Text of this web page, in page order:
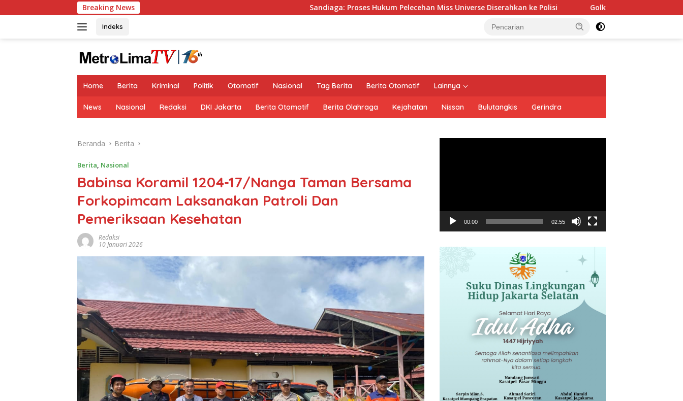
ke
Breaking News Sandiaga: Proses Hukum Pelecehan Miss Universe Diserahkan ke Polisi Golkar Resmi Dukung Prabowo Subianto di
Indeks
Home Berita Kriminal Politik Otomotif Nasional Tag Berita Berita Otomotif Lainnya
News Nasional Redaksi DKI Jakarta Berita Otomotif Berita Olahraga Kejahatan Nissan Bulutangkis Gerindra
Beranda Berita
Berita, Nasional
Babinsa Koramil 1204-17/Nanga Taman Bersama
Forkopimcam Laksanakan Patroli Dan
Pemeriksaan Kesehatan
Redaksi
10 Januari 2026
00:00 02:55